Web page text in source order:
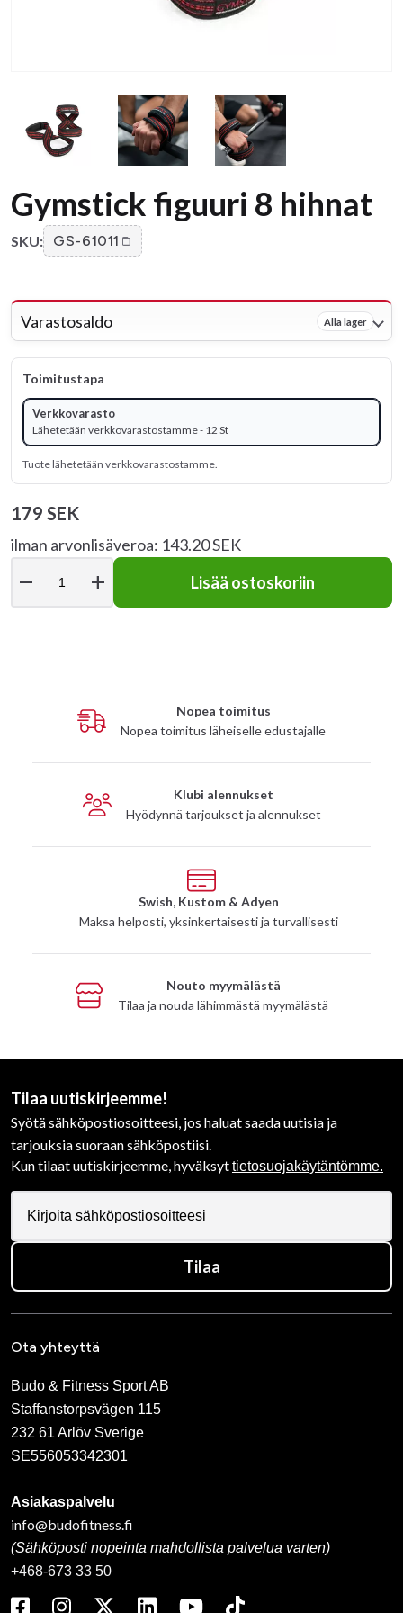
Gymstick figuuri 8 hihnat
SKU: GS-61011
Varastosaldo Alla lager
Toimitustapa
Verkkovarasto
Lähetetään verkkovarastostamme - 12 St
Tuote lähetetään verkkovarastostamme.
179 SEK
ilman arvonlisäveroa: 143.20 SEK
remove add Lisää ostoskoriin
Nopea toimitus
Nopea toimitus läheiselle edustajalle
Klubi alennukset
Hyödynnä tarjoukset ja alennukset
Swish, Kustom & Adyen
Maksa helposti, yksinkertaisesti ja turvallisesti
Nouto myymälästä
Tilaa ja nouda lähimmästä myymälästä
Tilaa uutiskirjeemme!
Syötä sähköpostiosoitteesi, jos haluat saada uutisia ja
tarjouksia suoraan sähköpostiisi.
Kun tilaat uutiskirjeemme, hyväksyttietosuojakäytäntömme.
Tilaa
Ota yhteyttä
Budo & Fitness Sport AB
Staffanstorpsvägen 115
232 61 Arlöv Sverige
SE556053342301
Asiakaspalvelu
info@budofitness.fi
(Sähköposti nopeinta mahdollista palvelua varten)
+468-673 33 50